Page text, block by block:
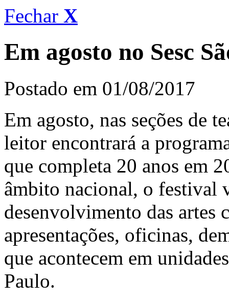
Fechar X
Em agosto no Sesc
Postado em 01/08/2017
Em agosto, nas seções de
leitor encontrará a
que completa 20 anos em
âmbito nacional, o festival
desenvolvimento das artes
apresentações, oficinas,
que acontecem em
Paulo.